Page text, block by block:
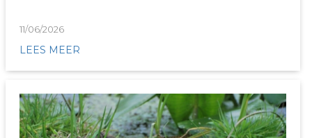
11/06/2026
LEES MEER